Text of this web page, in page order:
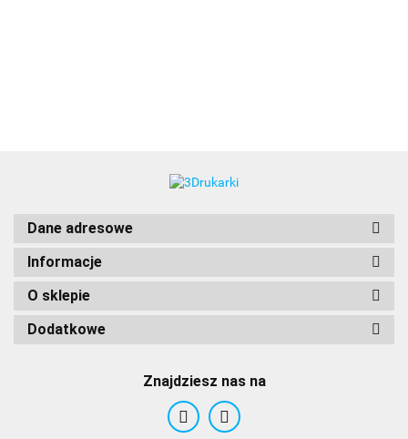
Dane adresowe
Informacje
O sklepie
Dodatkowe
Znajdziesz nas na